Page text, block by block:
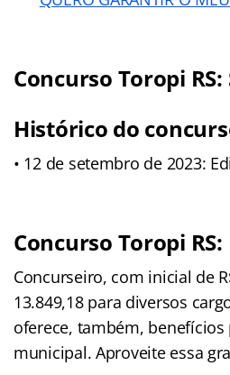
Concurso Toropi
Histórico do
• 12 de setembro de 2023:
Concurso Toropi
Concurseiro, com inicial de
13.849,18 para diversos
oferece, também, benefícios
municipal. Aproveite essa